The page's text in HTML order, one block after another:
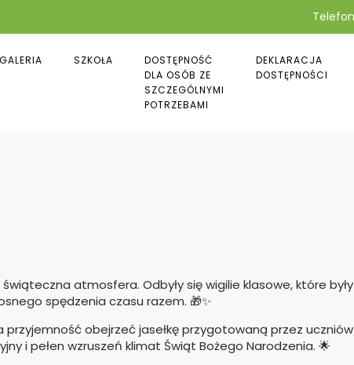
GALERIA SZKOŁA
DOSTĘPNOŚĆ
DLA OSÓB ZE
SZCZEGÓLNYMI
POTRZEBAMI
DEKLARACJA
DOSTĘPNOŚCI
atmosfera. Odbyły się wigilie klasowe, które były
spędzenia czasu razem. 🎁✨
przyjemność obejrzeć jasełkę przygotowaną przez uczniów
i pełen wzruszeń klimat Świąt Bożego Narodzenia. 🌟